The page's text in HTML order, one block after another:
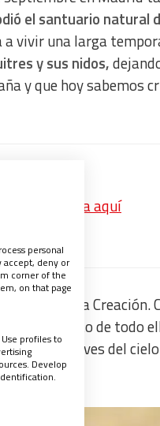
el santuario natural
a vivir una larga
y sus nidos,
y que hoy sabemos
Pincha aquí
salvar la Creación.
fundamento de todo
y las aves del
personal
accept, deny or
corner of the
on that page
profiles to
Develop